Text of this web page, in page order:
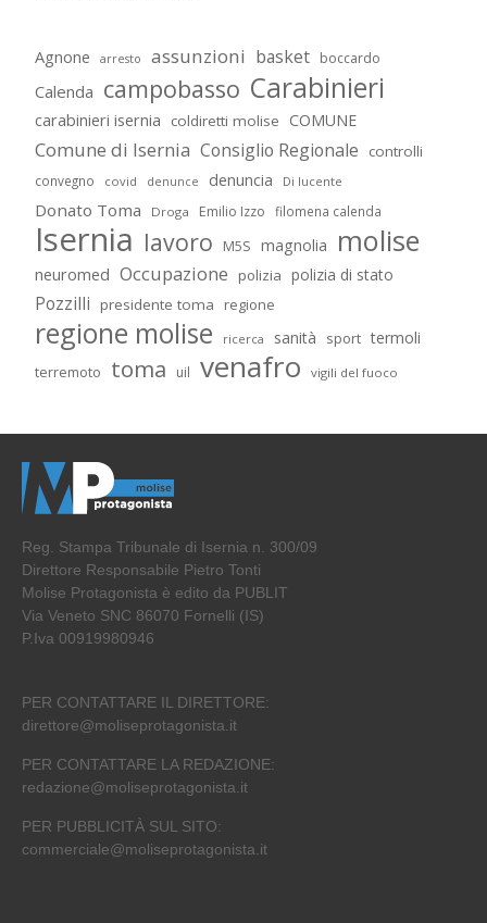
Agnone arresto assunzioni basket boccardo
Calenda campobasso Carabinieri
carabinieri isernia coldiretti molise COMUNE
Comune di Isernia Consiglio Regionale controlli
convegno covid denunce denuncia Di lucente
Donato Toma Droga Emilio Izzo filomena calenda
Isernia lavoro M5S magnolia molise
neuromed Occupazione polizia polizia di stato
Pozzilli presidente toma regione
regione molise ricerca sanità sport termoli
terremoto toma uil venafro vigili del fuoco
Reg. Stampa Tribunale di Isernia n. 300/09
Direttore Responsabile Pietro Tonti
Molise Protagonista è edito da PUBLIT
Via Veneto SNC 86070 Fornelli (IS)
P.Iva 00919980946
PER CONTATTARE IL DIRETTORE:
direttore@moliseprotagonista.it
PER CONTATTARE LA REDAZIONE:
redazione@moliseprotagonista.it
PER PUBBLICITÀ SUL SITO:
commerciale@moliseprotagonista.it